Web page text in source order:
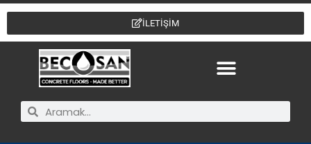
İLETİŞİM